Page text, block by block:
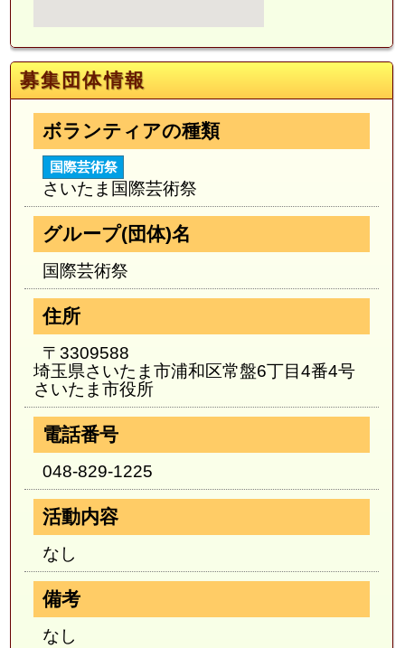
募集団体情報
ボランティアの種類
国際芸術祭
さいたま国際芸術祭
グループ(団体)名
国際芸術祭
住所
〒3309588
埼玉県さいたま市浦和区常盤6丁目4番4号
さいたま市役所
電話番号
048-829-1225
活動内容
なし
備考
なし